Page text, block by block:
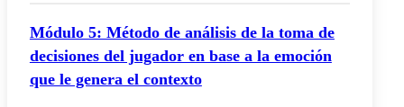
Módulo 5: Método de análisis de la toma de
decisiones del jugador en base a la emoción
que le genera el contexto